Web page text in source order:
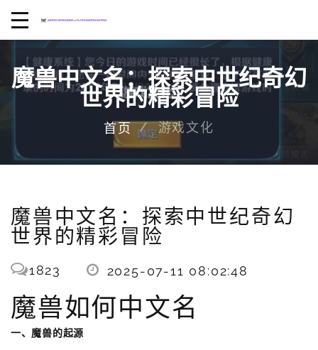
魔兽中文名：探索中世纪奇幻
世界的精彩冒险
首页 游戏文化
魔兽中文名：探索中世纪奇幻
世界的精彩冒险
1823 2025-07-11 08:02:48
魔兽如何中文名
一、魔兽的起源